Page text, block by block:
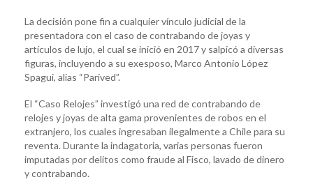
La decisión pone fin a cualquier vínculo judicial de la
presentadora con el caso de contrabando de joyas y
artículos de lujo, el cual se inició en 2017 y salpicó a diversas
figuras, incluyendo a su exesposo, Marco Antonio López
Spagui, alias “Parived”.
El “Caso Relojes” investigó una red de contrabando de
relojes y joyas de alta gama provenientes de robos en el
extranjero, los cuales ingresaban ilegalmente a Chile para su
reventa. Durante la indagatoria, varias personas fueron
imputadas por delitos como fraude al Fisco, lavado de dinero
y contrabando.